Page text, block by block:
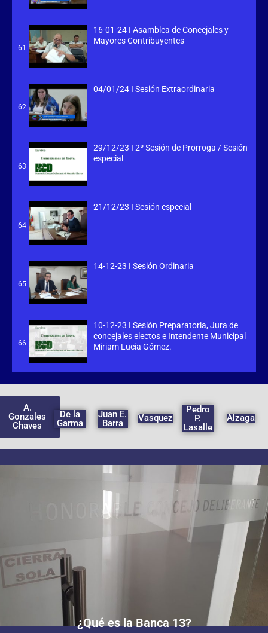
61
16-01-24 I Asamblea de Concejales y
Mayores Contribuyentes
62
04/01/24 I Sesión Extraordinaria
63
29/12/23 I 2º Sesión de Prorroga / Sesión
especial
64
21/12/23 I Sesión especial
65
14-12-23 I Sesión Ordinaria
66
10-12-23 I Sesión Preparatoria, Jura de
concejales electos e Intendente Municipal
Miriam Lucia Gómez.
A.
Gonzales
Chaves
De la
Garma
Juan E.
Barra
Vasquez
Pedro
P.
Lasalle
Alzaga
¿Qué es la Banca 13?